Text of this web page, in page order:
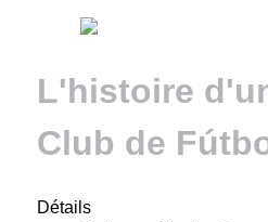
L'histoire
Club de
Détails